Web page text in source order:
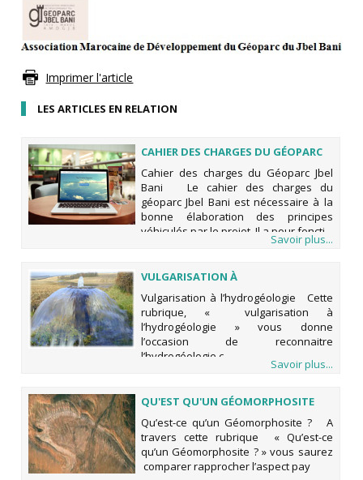
Imprimer l'article
LES ARTICLES EN RELATION
CAHIER DES CHARGES DU GÉOPARC
DU JBEL BANI
Cahier des charges du Géoparc Jbel
Bani Le cahier des charges du
géoparc Jbel Bani est nécessaire à la
bonne élaboration des principes
véhiculés par le projet. Il a pour foncti
Savoir plus...
VULGARISATION À
L'HYDROGÉOLOGIE
Vulgarisation à l’hydrogéologie Cette
rubrique, « vulgarisation à
l’hydrogéologie » vous donne
l’occasion de reconnaitre
l’hydrogéologie c
Savoir plus...
QU'EST QU'UN GÉOMORPHOSITE
Qu’est-ce qu’un Géomorphosite ? A
travers cette rubrique « Qu’est-ce
qu’un Géomorphosite ? » vous saurez
comparer rapprocher l’aspect pay